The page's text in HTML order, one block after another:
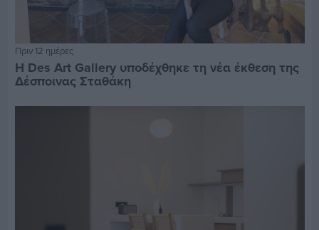
Πριν 12 ημέρες
Η Des Art Gallery υποδέχθηκε τη νέα έκθεση της
Δέσποινας Σταθάκη